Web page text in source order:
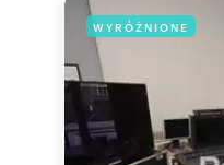
WYRÓŻNIONE